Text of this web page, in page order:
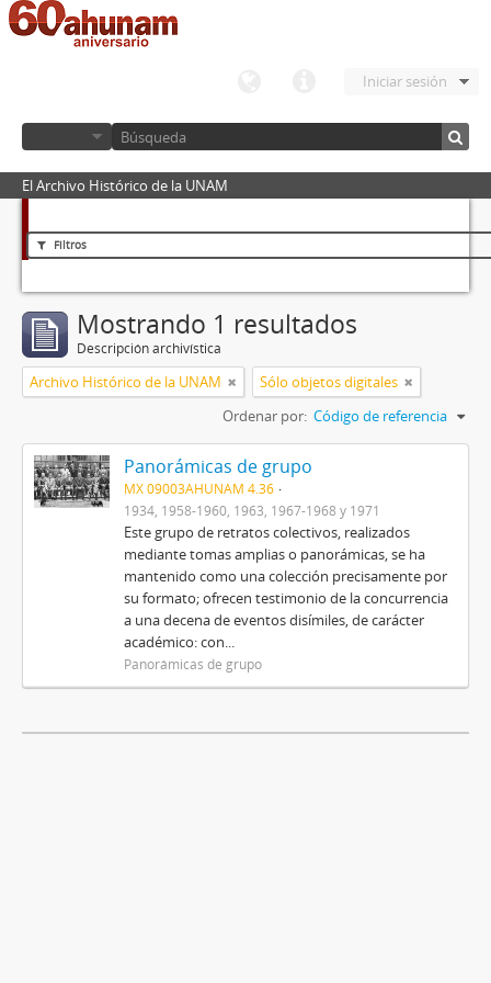
Iniciar sesión
El Archivo Histórico de la UNAM
Filtros
Mostrando 1 resultados
Descripción archivística
Archivo Histórico de la UNAM
Sólo objetos digitales
Ordenar por: Código de referencia
Panorámicas de grupo
MX 09003AHUNAM 4.36
1934, 1958-1960, 1963, 1967-1968 y 1971
Este grupo de retratos colectivos, realizados
mediante tomas amplias o panorámicas, se ha
mantenido como una colección precisamente por
su formato; ofrecen testimonio de la concurrencia
a una decena de eventos disímiles, de carácter
académico: con...
Panorámicas de grupo